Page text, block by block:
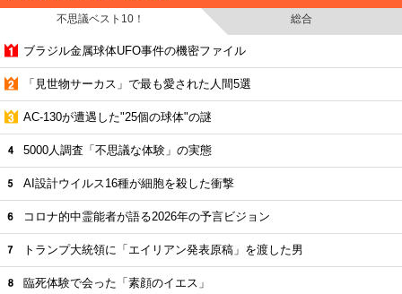
不思議ベスト10！ 総合
ブラジル金属球体UFO事件の機密ファイル
「見世物サーカス」で最も愛された人間5選
AC-130が遭遇した"25個の球体"の謎
5000人調査「不思議な体験」の実態
AI設計ウイルス16種が細胞を殺した衝撃
コロナ的中霊能者が語る2026年の予言ビジョン
トランプ大統領に「エイリアン発表原稿」を渡した男
臨死体験で会った「素顔のイエス」